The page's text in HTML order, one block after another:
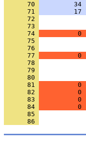
      70
34
      71
17
      72
      73
      74
0
      75
      76
      77
0
      78
      79
      80
      81
0
      82
0
      83
0
      84
0
      85
      86